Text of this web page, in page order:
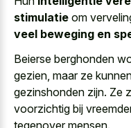
stimulatie om
veel beweging en
Beierse berghonden
gezien, maar ze
gezinshonden zijn. Ze
voorzichtig bij